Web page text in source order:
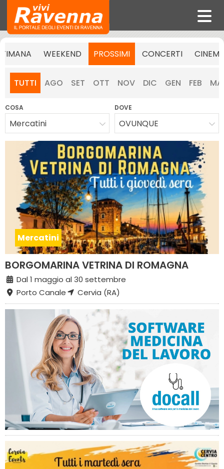
WEEKEND PROSSIMI CONCERTI
TUTTI AGO SET OTT NOV DIC GEN FEB
COSA
Mercatini
DOVE
OVUNQUE
Mercatini
BORGOMARINA VETRINA DI ROMAGNA
Dal 1 maggio al 30 settembre
Porto Canale
Cervia (RA)